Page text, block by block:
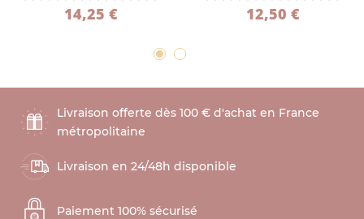
14,25 € 12,50 €
Livraison offerte dès 100 € d'achat en France
métropolitaine
Livraison en 24/48h disponible
Paiement 100% sécurisé